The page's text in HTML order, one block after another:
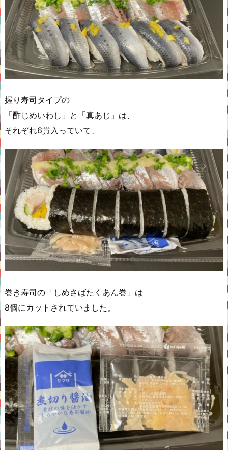
握り寿司タイプの
「酢じめいわし」と「真あじ」は、
それぞれ6貫入っていて、
巻き寿司の「しめさばたくあん巻」は
8個にカットされていました。